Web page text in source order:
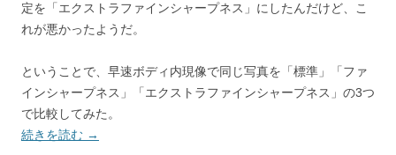
定を「エクストラファインシャープネス」にしたんだけど、こ
れが悪かったようだ。
ということで、早速ボディ内現像で同じ写真を「標準」「ファ
インシャープネス」「エクストラファインシャープネス」の3つ
で比較してみた。
続きを読む →